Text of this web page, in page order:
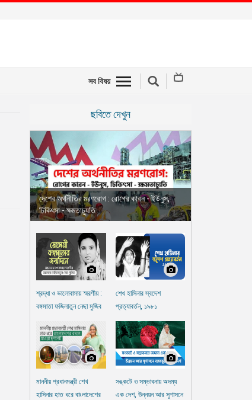
সব বিষয়
ছবিতে দেখুন
দেশের অর্থনীতির মরণরোগ : রোগের কারন - ইউনুস,
চিকিৎসা - ক্ষমতাচ্যুতি
শ্রদ্ধা ও ভালোবাসায় স্মরণীয় :
বঙ্গমাতা ফজিলাতুন নেছা মুজিব
শেখ হাসিনার স্বদেশ
প্রত্যাবর্তন, ১৯৮১
মাননীয় প্রধানমন্ত্রী শেখ
হাসিনার হাত ধরে বাংলাদেশের
সঙ্কটে ও সম্ভাবনায় অদম্য
এক দেশ, উন্নয়ন আর সুশাসনে